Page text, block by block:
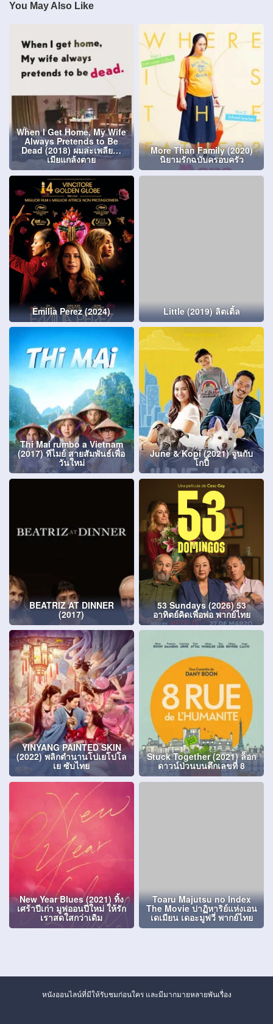
You May Also Like
When I Get Home, My Wife
Always Pretends to Be
Dead (2018) ผมล่ะเพลีย…
เมียแกล้งตาย
More Than Family (2020)
นิยามรักฉบับครอบครัว
Emilia Perez (2024) Little (2019) ลิตเติ้ล
Thi Mai rumbo a Vietnam
(2017) ทีไมย์ สายสัมพันธ์เพื่อ
วันใหม่
June & Kopi (2021) จูนกับ
โกปี้
BEATRIZ AT DINNER
(2017)
53 Sundays (2026) 53
อาทิตย์คิดเพื่อพ่อ พากย์ไทย
YINYANG PAINTED SKIN
(2022) พลิกตำนานโปเยโปโล
เย ซับไทย
Stuck Together (2021) ล็อก
ดาวน์ป่วนบนตึกเลขที่ 8
New Year Blues (2021) ทิ้ง
เศร้าปีเก่า มูฟออนปีใหม่ ให้รัก
เราสดใสกว่าเดิม
Toaru Majutsu no Index
The Movie ปาฏิหาริย์แห่งเอน
เดเมียน เดอะมูฟวี่ พากย์ไทย
หนังออนไลน์ที่มีให้รับชมก่อนใคร และมีมากมายหลายพันเรื่อง